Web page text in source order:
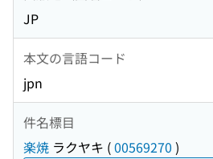
JP
本文の言語コード
jpn
件名標目
楽焼 ラクヤキ (00569270 )